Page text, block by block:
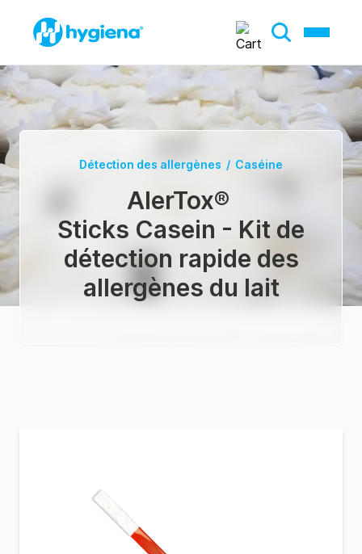
Détection des allergènes / Caséine
AlerTox®
Sticks Casein - Kit de
détection rapide des
allergènes du lait